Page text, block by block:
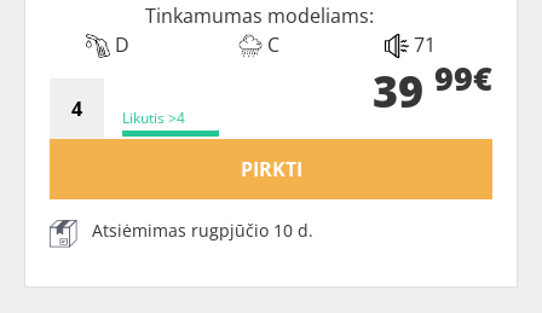
Tinkamumas modeliams:
D
C 71
Likutis >4 39 99€
PIRKTI
Atsiėmimas rugpjūčio 10 d.